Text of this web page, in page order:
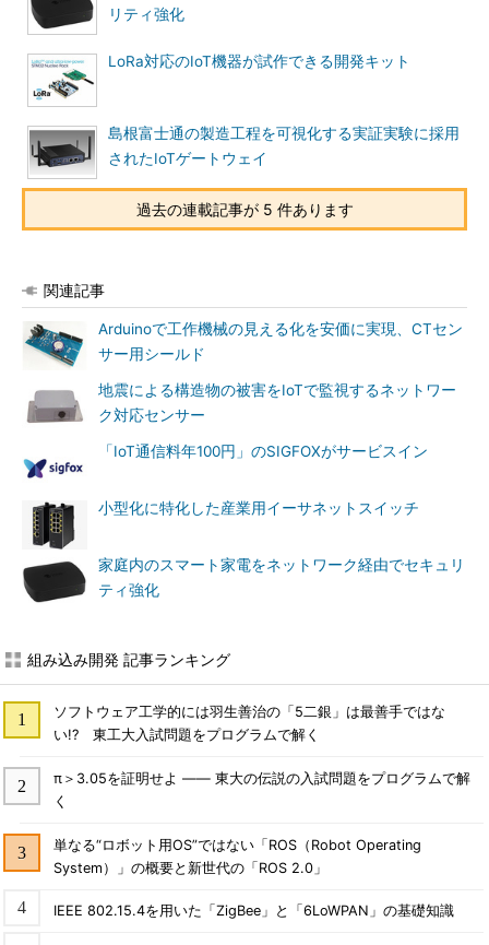
リティ強化
LoRa対応のIoT機器が試作できる開発キット
島根富士通の製造工程を可視化する実証実験に採用
されたIoTゲートウェイ
過去の連載記事が 5 件あります
関連記事
Arduinoで工作機械の見える化を安価に実現、CTセン
サー用シールド
地震による構造物の被害をIoTで監視するネットワー
ク対応センサー
「IoT通信料年100円」のSIGFOXがサービスイン
小型化に特化した産業用イーサネットスイッチ
家庭内のスマート家電をネットワーク経由でセキュリ
ティ強化
組み込み開発 記事ランキング
ソフトウェア工学的には羽生善治の「5二銀」は最善手ではな
い!? 東工大入試問題をプログラムで解く
π＞3.05を証明せよ ―― 東大の伝説の入試問題をプログラムで解
く
単なる“ロボット用OS”ではない「ROS（Robot Operating
System）」の概要と新世代の「ROS 2.0」
IEEE 802.15.4を用いた「ZigBee」と「6LoWPAN」の基礎知識